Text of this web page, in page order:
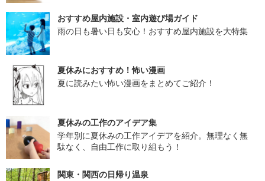
おすすめ屋内施設・室内遊び場ガイド
雨の日も暑い日も安心！おすすめ屋内施設を大特集
夏休みにおすすめ！怖い漫画
夏に読みたい怖い漫画をまとめてご紹介！
夏休みの工作のアイデア集
学年別に夏休みの工作アイデアを紹介。無理なく無
駄なく、自由工作に取り組もう！
関東・関西の日帰り温泉